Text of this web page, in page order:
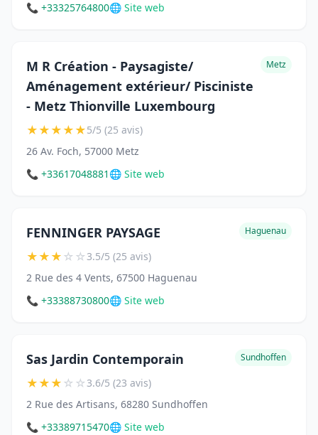
📞 +33325764800🌐 Site web
M R Création - Paysagiste/
Aménagement extérieur/ Pisciniste
- Metz Thionville Luxembourg
Metz
★★★★★5/5 (25 avis)
26 Av. Foch, 57000 Metz
📞 +33617048881 🌐 Site web
FENNINGER PAYSAGE Haguenau
★★★☆☆3.5/5 (25 avis)
2 Rue des 4 Vents, 67500 Haguenau
📞 +33388730800🌐 Site web
Sas Jardin Contemporain Sundhoffen
★★★☆☆3.6/5 (23 avis)
2 Rue des Artisans, 68280 Sundhoffen
📞 +33389715470🌐 Site web